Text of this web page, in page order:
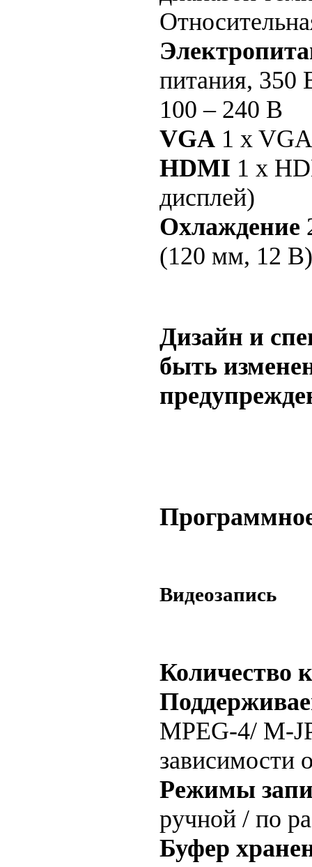
питания, 350
100 – 240 В
VGA 1 x
HDMI 1 x
дисплей)
Охлаждение
(120 мм, 12 В)
Дизайн и
быть
Видеозапись
Количество
MPEG-4/ M-
зависимости
Режимы
ручной / по
Буфер